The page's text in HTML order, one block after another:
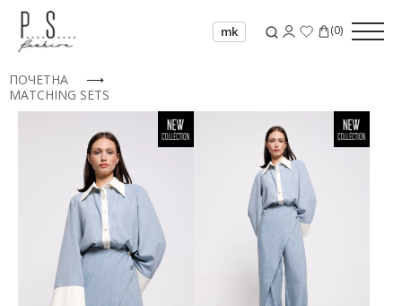
mk (0)
ПОЧЕТНА
⟶
MATCHING SETS